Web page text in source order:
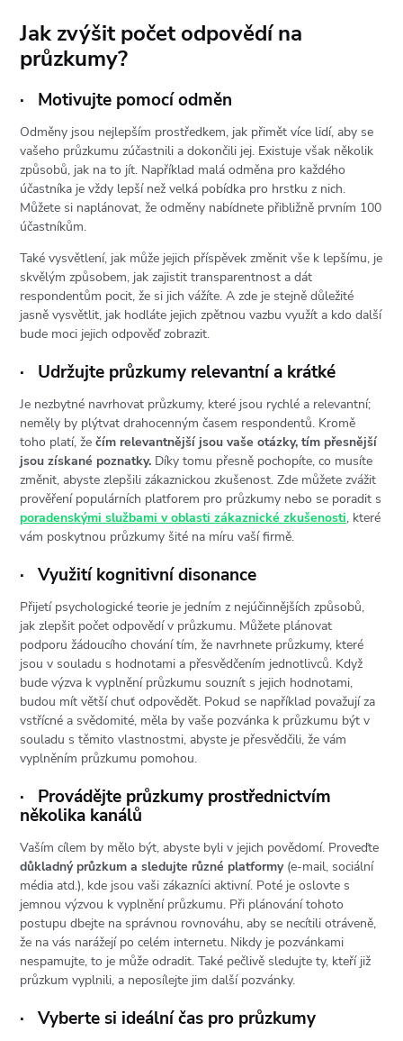
Jak zvýšit počet odpovědí na
průzkumy?
· Motivujte pomocí odměn
Odměny jsou nejlepším prostředkem, jak přimět více lidí, aby se
vašeho průzkumu zúčastnili a dokončili jej. Existuje však několik
způsobů, jak na to jít. Například malá odměna pro každého
účastníka je vždy lepší než velká pobídka pro hrstku z nich.
Můžete si naplánovat, že odměny nabídnete přibližně prvním 100
účastníkům.
Také vysvětlení, jak může jejich příspěvek změnit vše k lepšímu, je
skvělým způsobem, jak zajistit transparentnost a dát
respondentům pocit, že si jich vážíte. A zde je stejně důležité
jasně vysvětlit, jak hodláte jejich zpětnou vazbu využít a kdo další
bude moci jejich odpověď zobrazit.
· Udržujte průzkumy relevantní a krátké
Je nezbytné navrhovat průzkumy, které jsou rychlé a relevantní;
neměly by plýtvat drahocenným časem respondentů. Kromě
toho platí, žečím relevantnější jsou vaše otázky, tím přesnější
jsou získané poznatky. Díky tomu přesně pochopíte, co musíte
změnit, abyste zlepšili zákaznickou zkušenost. Zde můžete zvážit
prověření populárních platforem pro průzkumy nebo se poradit s
poradenskými službami v oblasti zákaznické zkušenosti, které
vám poskytnou průzkumy šité na míru vaší firmě.
·Využití kognitivní disonance
Přijetí psychologické teorie je jedním z nejúčinnějších způsobů,
jak zlepšit počet odpovědí v průzkumu. Můžete plánovat
podporu žádoucího chování tím, že navrhnete průzkumy, které
jsou v souladu s hodnotami a přesvědčením jednotlivců. Když
bude výzva k vyplnění průzkumu souznít s jejich hodnotami,
budou mít větší chuť odpovědět. Pokud se například považují za
vstřícné a svědomité, měla by vaše pozvánka k průzkumu být v
souladu s těmito vlastnostmi, abyste je přesvědčili, že vám
vyplněním průzkumu pomohou.
· Provádějte průzkumy prostřednictvím
několika kanálů
Vaším cílem by mělo být, abyste byli v jejich povědomí. Proveďte
důkladný průzkum a sledujte různé platformy(e-mail, sociální
média atd.), kde jsou vaši zákazníci aktivní. Poté je oslovte s
jemnou výzvou k vyplnění průzkumu. Při plánování tohoto
postupu dbejte na správnou rovnováhu, aby se necítili otráveně,
že na vás narážejí po celém internetu. Nikdy je pozvánkami
nespamujte, to je může odradit. Také pečlivě sledujte ty, kteří již
průzkum vyplnili, a neposílejte jim další pozvánky.
·Vyberte si ideální čas pro průzkumy